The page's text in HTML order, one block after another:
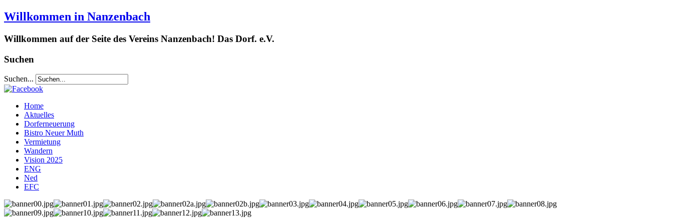
Willkommen in Nanzenbach
Willkommen auf der Seite des Vereins Nanzenbach! Das Dorf. e.V.
Suchen
Suchen...
Home
Aktuelles
Dorferneuerung
Bistro Neuer Muth
Vermietung
Wandern
Vision 2025
ENG
Ned
EFC